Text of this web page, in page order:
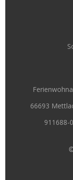
66693
911688-0